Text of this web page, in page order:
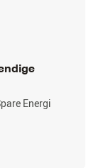
Energi
De Sparer